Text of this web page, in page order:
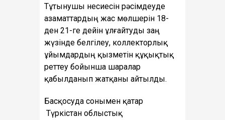
Тұтынушы несиесін рәсімдеуде
азаматтардың жас мөлшерін 18-
ден 21-ге дейін ұлғайтуды заң
жүзінде белгілеу, коллекторлық
ұйымдардың қызметін құқықтық
реттеу бойынша шаралар
қабылданып жатқаны айтылды.
Басқосуда сонымен қатар
Түркістан облыстық